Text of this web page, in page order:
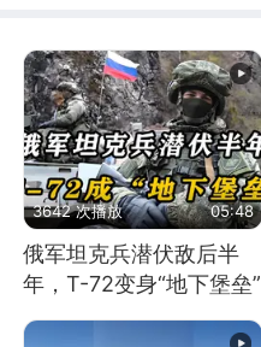
3642 次播放 05:48
俄军坦克兵潜伏敌后半
年，T-72变身“地下堡垒”